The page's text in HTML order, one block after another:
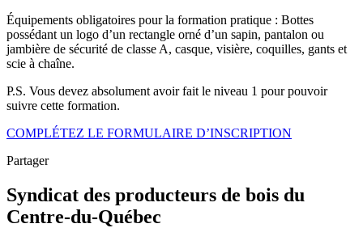
Équipements obligatoires pour la formation pratique : Bottes
possédant un logo d’un rectangle orné d’un sapin, pantalon ou
jambière de sécurité de classe A, casque, visière, coquilles, gants et
scie à chaîne.
P.S. Vous devez absolument avoir fait le niveau 1 pour pouvoir
suivre cette formation.
COMPLÉTEZ LE FORMULAIRE D’INSCRIPTION
Partager
Syndicat des producteurs de bois du
Centre-du-Québec